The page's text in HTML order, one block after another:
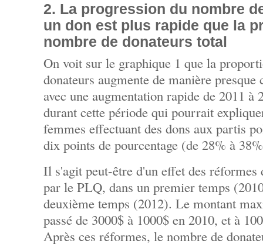
2. La progression du nombre
un don est plus rapide que la
nombre de donateurs total
On voit sur le graphique 1 que la
donateurs augmente de manière
avec une augmentation rapide de 2011 à
durant cette période qui pourrait
femmes effectuant des dons aux partis
dix points de pourcentage (de 28% à
Il s'agit peut-être d'un effet des réformes
par le PLQ, dans un premier temps
deuxième temps (2012). Le montant
passé de 3000$ à 1000$ en 2010, et à
Après ces réformes, le nombre de